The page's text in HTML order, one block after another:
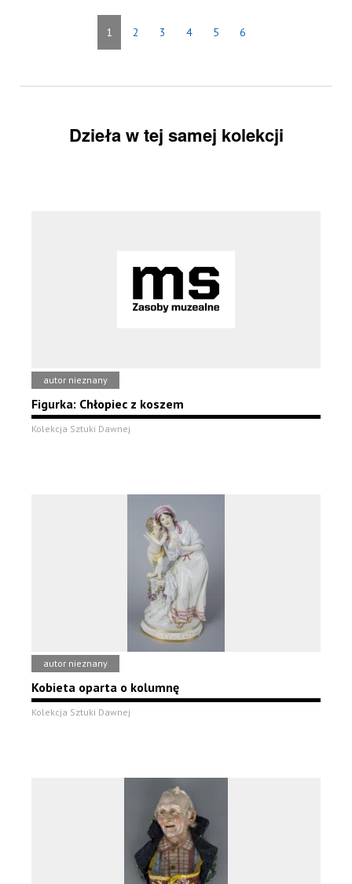
1 2 3 4 5 6
Dzieła w tej samej kolekcji
autor nieznany
Figurka: Chłopiec z koszem
Kolekcja Sztuki Dawnej
autor nieznany
Kobieta oparta o kolumnę
Kolekcja Sztuki Dawnej